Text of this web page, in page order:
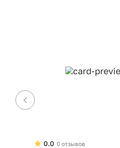
0 отзывов
0.0